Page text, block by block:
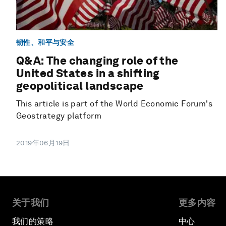
韧性、和平与安全
Q&A: The changing role of the
United States in a shifting
geopolitical landscape
This article is part of the World Economic Forum's
Geostrategy platform
2019年06月19日
关于我们
我们的策略
更多内容
中心